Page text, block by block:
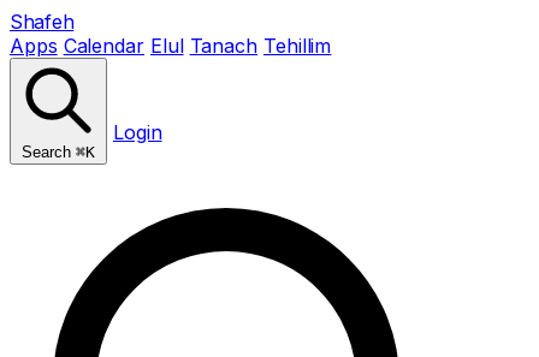
Shafeh
Apps Calendar Elul Tanach Tehillim
Search ⌘K
Login